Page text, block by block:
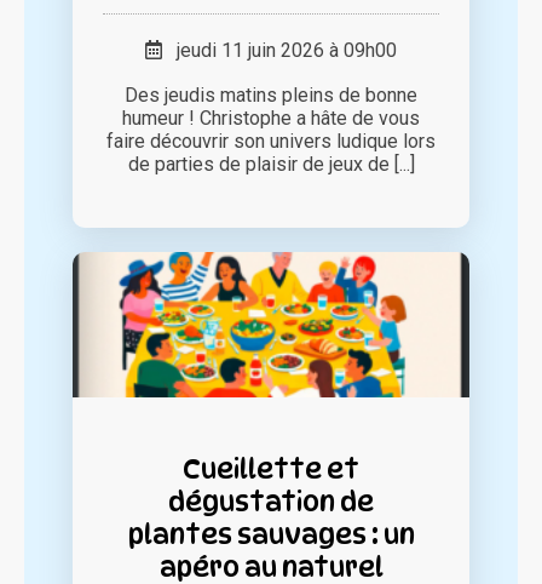
jeudi 11 juin 2026 à 09h00
Des jeudis matins pleins de bonne
humeur ! Christophe a hâte de vous
faire découvrir son univers ludique lors
de parties de plaisir de jeux de [...]
Cueillette et
dégustation de
plantes sauvages : un
apéro au naturel